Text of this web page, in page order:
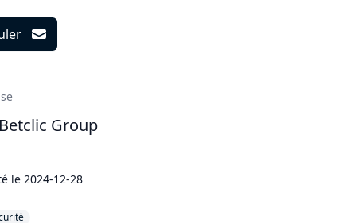
Betclic Group
le 2024-12-28